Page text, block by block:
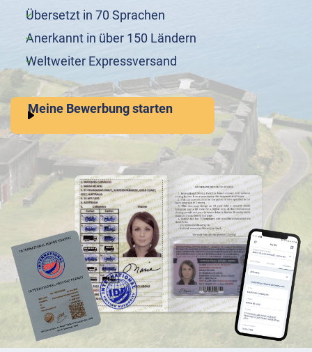
Übersetzt in 70 Sprachen
Anerkannt in über 150 Ländern
Weltweiter Expressversand
Meine Bewerbung starten